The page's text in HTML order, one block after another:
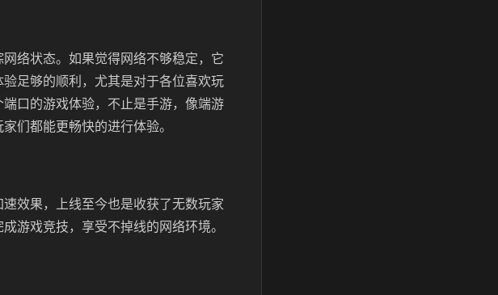
络状态。如果觉得网络不够稳定，它
足够的顺利，尤其是对于各位喜欢玩
口的游戏体验，不止是手游，像端游
们都能更畅快的进行体验。
效果，上线至今也是收获了无数玩家
游戏竞技，享受不掉线的网络环境。